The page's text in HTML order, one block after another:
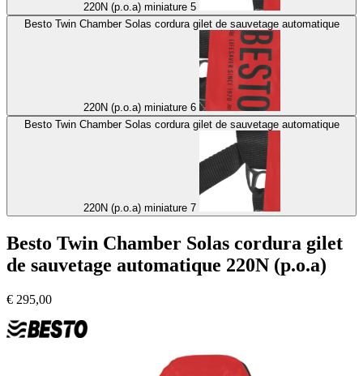
220N (p.o.a) miniature 5
Besto Twin Chamber Solas cordura gilet de sauvetage automatique
220N (p.o.a) miniature 6
Besto Twin Chamber Solas cordura gilet de sauvetage automatique
220N (p.o.a) miniature 7
Besto Twin Chamber Solas cordura gilet
de sauvetage automatique 220N (p.o.a)
€ 295,00